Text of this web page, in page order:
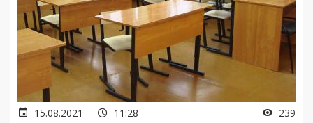
15.08.2021 11:28 239